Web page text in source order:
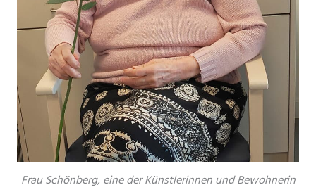
Frau Schönberg, eine der Künstlerinnen und Bewohnerin